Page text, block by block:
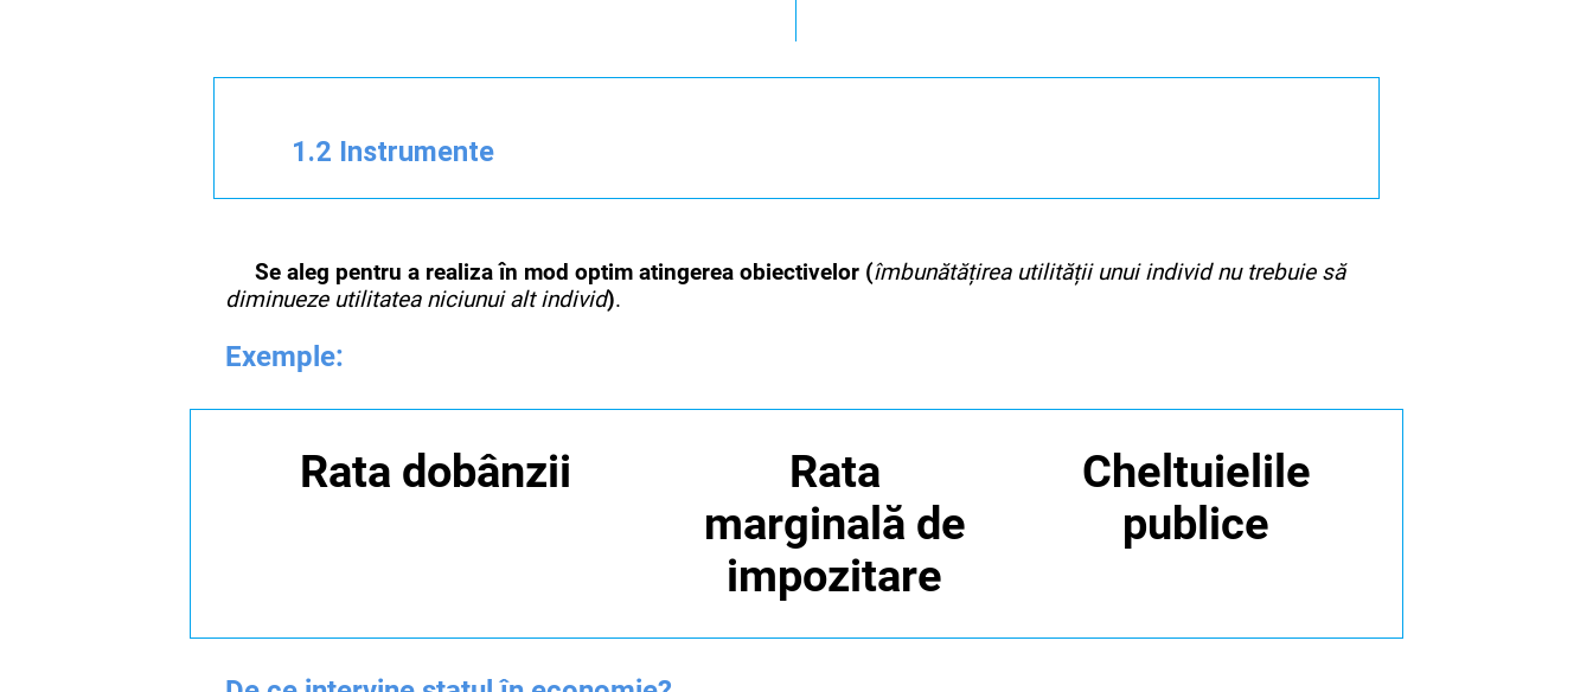
1.2 Instrumente
Se aleg pentru a realiza în mod optim atingerea obiectivelor (îmbunătățirea utilității unui individ nu trebuie să
diminueze utilitatea niciunui alt individ).
Exemple:
Rata dobânzii
Rata
marginală de
impozitare
Cheltuielile
publice